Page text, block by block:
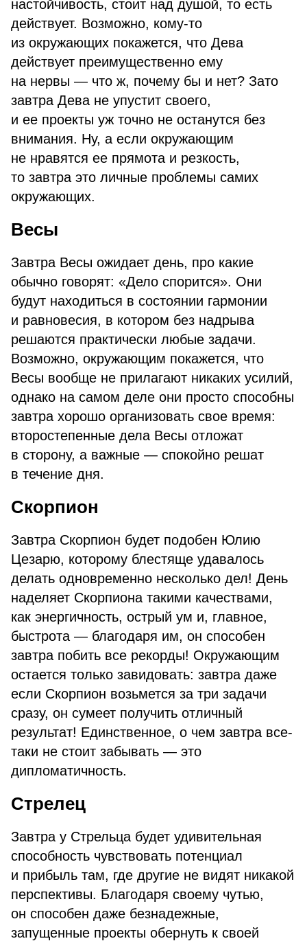
настойчивость, стоит над душой, то есть
действует. Возможно, кому-то
из окружающих покажется, что Дева
действует преимущественно ему
на нервы — что ж, почему бы и нет? Зато
завтра Дева не упустит своего,
и ее проекты уж точно не останутся без
внимания. Ну, а если окружающим
не нравятся ее прямота и резкость,
то завтра это личные проблемы самих
окружающих.
Весы
Завтра Весы ожидает день, про какие
обычно говорят: «Дело спорится». Они
будут находиться в состоянии гармонии
и равновесия, в котором без надрыва
решаются практически любые задачи.
Возможно, окружающим покажется, что
Весы вообще не прилагают никаких усилий,
однако на самом деле они просто способны
завтра хорошо организовать свое время:
второстепенные дела Весы отложат
в сторону, а важные — спокойно решат
в течение дня.
Скорпион
Завтра Скорпион будет подобен Юлию
Цезарю, которому блестяще удавалось
делать одновременно несколько дел! День
наделяет Скорпиона такими качествами,
как энергичность, острый ум и, главное,
быстрота — благодаря им, он способен
завтра побить все рекорды! Окружающим
остается только завидовать: завтра даже
если Скорпион возьмется за три задачи
сразу, он сумеет получить отличный
результат! Единственное, о чем завтра все-
таки не стоит забывать — это
дипломатичность.
Стрелец
Завтра у Стрельца будет удивительная
способность чувствовать потенциал
и прибыль там, где другие не видят никакой
перспективы. Благодаря своему чутью,
он способен даже безнадежные,
запущенные проекты обернуть к своей